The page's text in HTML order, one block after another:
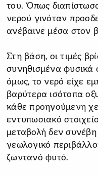
του. Όπως
νερού γινόταν
ανέβαινε μέσα στον
Στη βάση, οι τιμές
συνηθισμένα φυσικά
όμως, το νερό είχε
βαρύτερα ισότοπα
κάθε προηγούμενη
εντυπωσιακό
μεταβολή δεν
γεωλογικό
ζωντανό φυτό.